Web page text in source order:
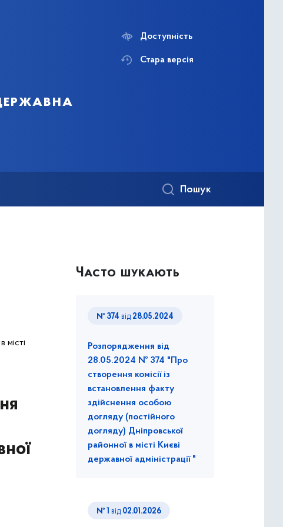
Доступність
Стара версія
Пошук
місті
Часто шукають
№ 374 від 28.05.2024
Розпорядження від
28.05.2024 № 374 "Про
створення комісії із
встановлення факту
здійснення особою
догляду (постійного
догляду) Дніпровської
районної в місті Києві
державної адміністрації "
№ 1 від 02.01.2026